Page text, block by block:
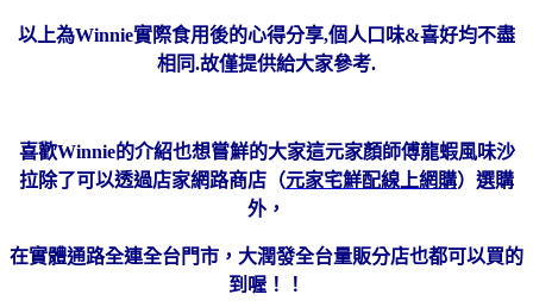
以上為Winnie實際食用後的心得分享,個人口味&喜好均不盡
相同.故僅提供給大家參考.
喜歡Winnie的介紹也想嘗鮮的大家這元家顏師傅龍蝦風味沙
拉除了可以透過店家網路商店（元家宅鮮配線上網購）選購
外，
在實體通路全連全台門市，大潤發全台量販分店也都可以買的
到喔！！